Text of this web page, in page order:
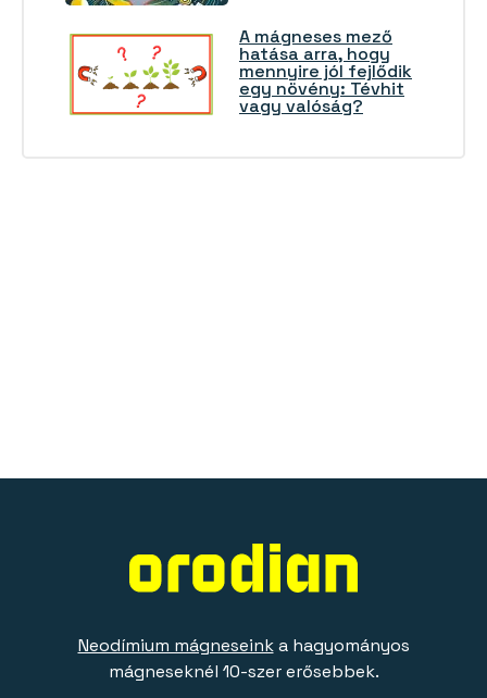
A mágneses mező
hatása arra, hogy
mennyire jól fejlődik
egy növény: Tévhit
vagy valóság?
Neodímium mágneseinka hagyományos
mágneseknél 10-szer erősebbek.